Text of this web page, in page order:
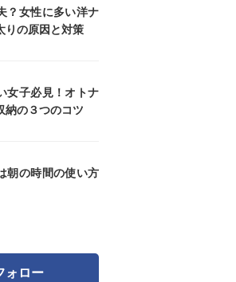
？女性に多い洋ナ
りの原因と対策
女子必見！オトナ
納の３つのコツ
朝の時間の使い方
ォロー